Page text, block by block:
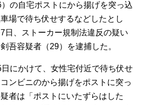
の自宅ポストにから揚げを突っ込
場で待ち伏せするなどしたとし
日、ストーカー規制法違反の疑い
吾容疑者（29）を逮捕した。
にかけて、女性宅付近で待ち伏せ
ンビニのから揚げをポストに突っ
者は「ポストにいたずらはした